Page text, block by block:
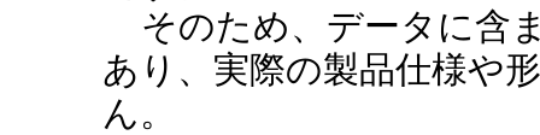
そのため、データに含
あり、実際の製品仕様や
ん。